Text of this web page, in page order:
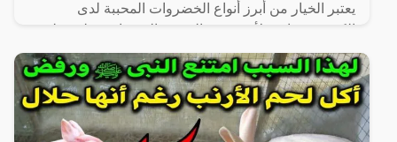
يعتبر الخيار من أبرز أنواع الخضروات المحببة لدى
الكثيرين، خاصة لأنه شبه خالي من السعرات وطعمه لذيذ
ومنعش، وله فوائد كثيرة لأنه غني بالفيتامينات والمعادن،
كما